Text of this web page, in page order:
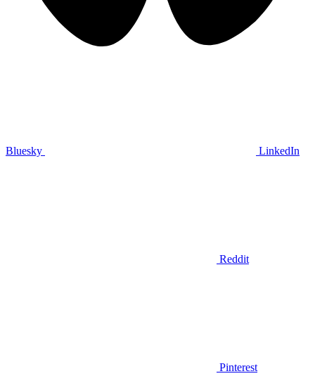
Bluesky LinkedIn
Reddit
Pinterest